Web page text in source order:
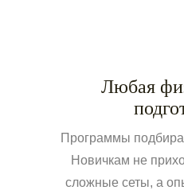
Любая
Программы
Новичкам не
сложные сеты, а